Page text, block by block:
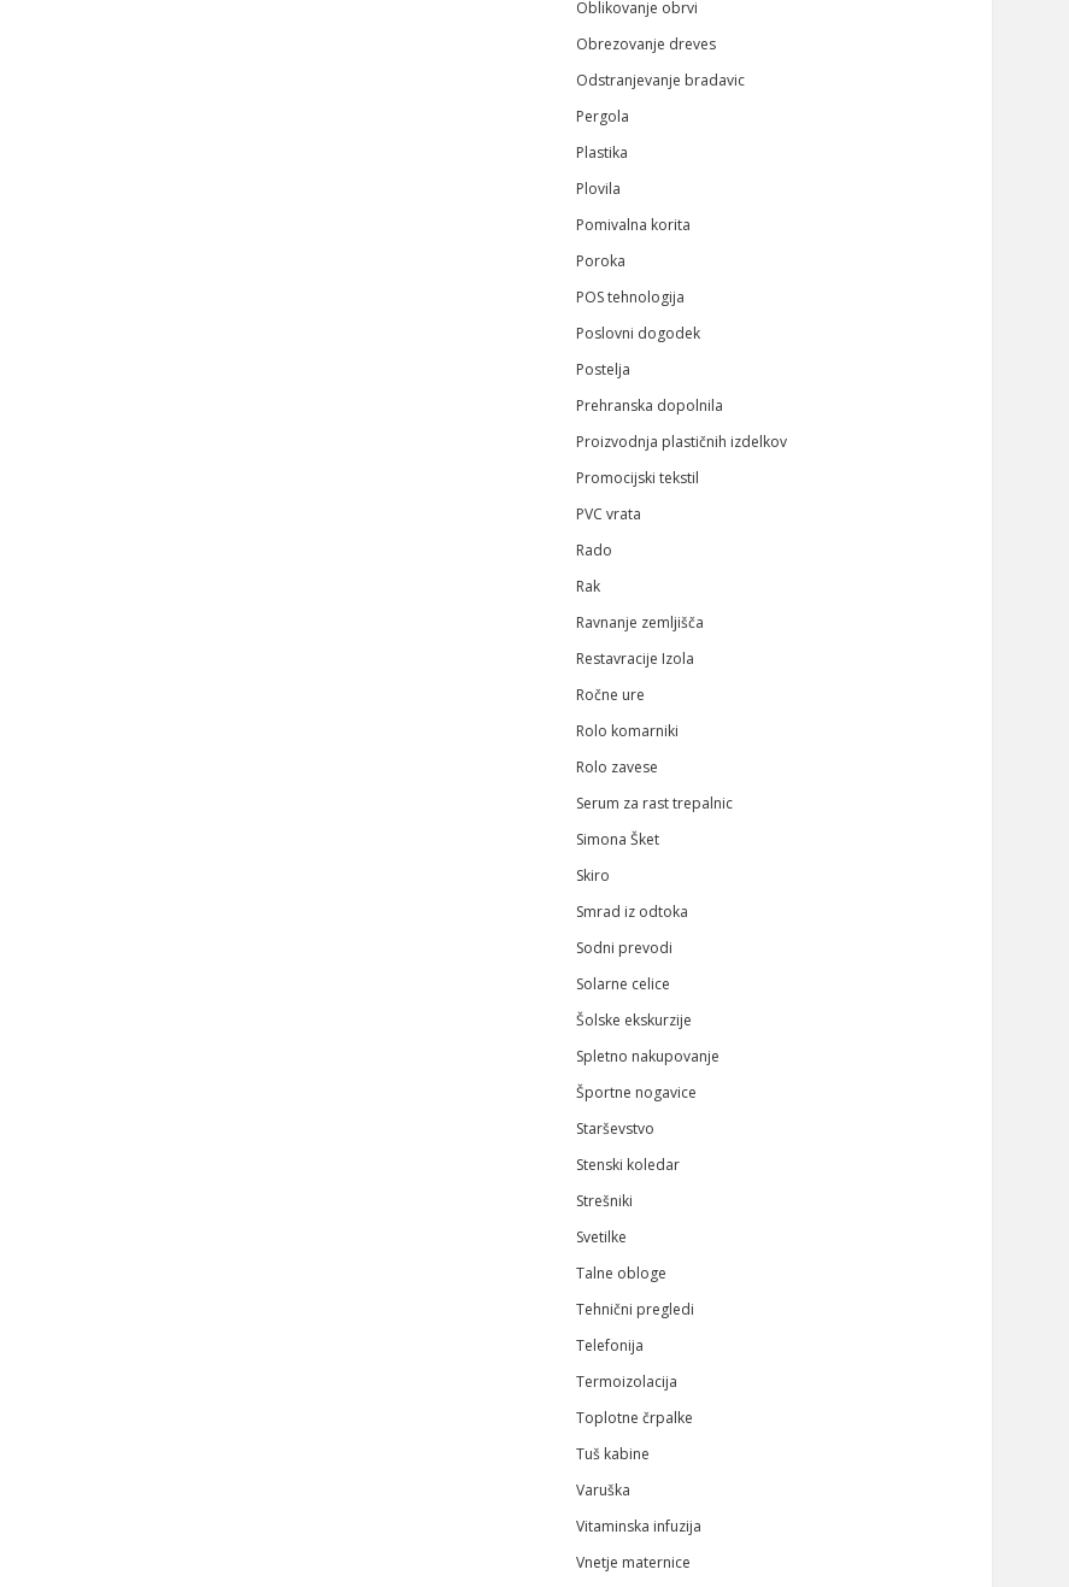
Oblikovanje obrvi
Obrezovanje dreves
Odstranjevanje bradavic
Pergola
Plastika
Plovila
Pomivalna korita
Poroka
POS tehnologija
Poslovni dogodek
Postelja
Prehranska dopolnila
Proizvodnja plastičnih izdelkov
Promocijski tekstil
PVC vrata
Rado
Rak
Ravnanje zemljišča
Restavracije Izola
Ročne ure
Rolo komarniki
Rolo zavese
Serum za rast trepalnic
Simona Šket
Skiro
Smrad iz odtoka
Sodni prevodi
Solarne celice
Šolske ekskurzije
Spletno nakupovanje
Športne nogavice
Starševstvo
Stenski koledar
Strešniki
Svetilke
Talne obloge
Tehnični pregledi
Telefonija
Termoizolacija
Toplotne črpalke
Tuš kabine
Varuška
Vitaminska infuzija
Vnetje maternice